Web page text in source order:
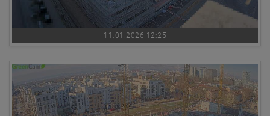
11.01.2026 12:25